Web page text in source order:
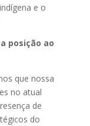
e o
posição ao
que nossa
no atual
de
do